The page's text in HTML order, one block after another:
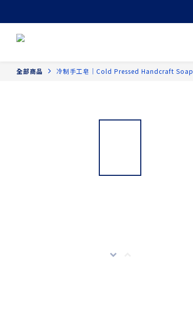
全部商品 冷制手工皂｜Cold Pressed Handcraft Soap